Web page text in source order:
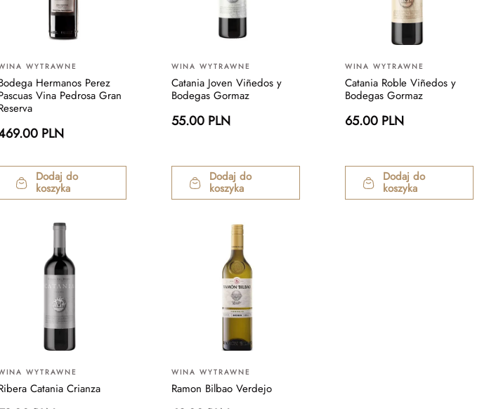
WYTRAWNE
Hermanos Perez
Vina Pedrosa Gran
PLN
Dodaj do
koszyka
WINA WYTRAWNE
Catania Joven Viñedos y
Bodegas Gormaz
55.00 PLN
Dodaj do
koszyka
WINA WYTRAWNE
Catania Roble Viñedos y
Bodegas Gormaz
65.00 PLN
Dodaj do
koszyka
WYTRAWNE
Catania Crianza
WINA WYTRAWNE
Ramon Bilbao Verdejo